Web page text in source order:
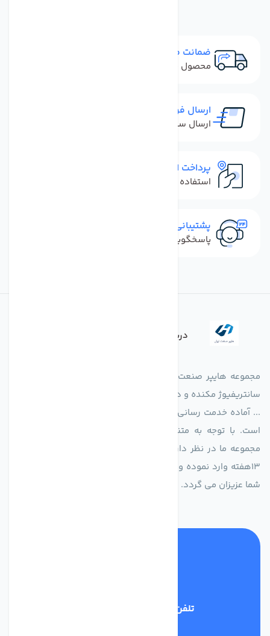
ضمانت مرجوعی
محصول نباید آسیب دیده باشد
ارسال فوری
ارسال سفارش در کمترین زمان ممکن
پرداخت امن
استفاده از روش‌های پرداخت امن
پشتیبانی سریع
پاسخگویی سریع به تماس‌ها و پیام‌ها
درباره فروشگاه
مجموعه هایپر صنعت ایران در امر تولید و واردات انواع فن های
سانتریفیوژ مکنده و دمنده آکسیال، سقفی، بین کانالی، مرغداری و
... آماده خدمت رسانی به شرکت های تولیدی، صنعتی و ساختمانی
است. با توجه به متنوع بودن فن های تولیدی کمپانی اروپایی
مجموعه ما در نظر دارد کالاهای تخصصی شما عزیزان رو در صرف
13هفته وارد نموده و این عمر باعث صرفه جویی در هزینه و زمان
شما عزیزان می گردد.
تلفن پشتیبانی